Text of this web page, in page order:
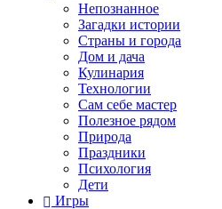
Непознанное
Загадки истории
Страны и города
Дом и дача
Кулинария
Технологии
Сам себе мастер
Полезное рядом
Природа
Праздники
Психология
Дети
Игры